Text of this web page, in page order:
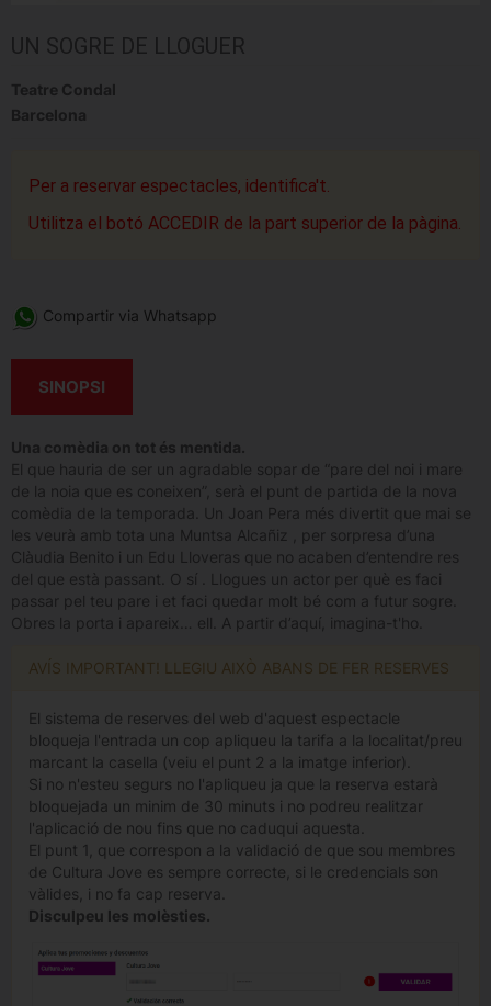
UN SOGRE DE LLOGUER
Teatre Condal
Barcelona
Per a reservar espectacles, identifica't.
Utilitza el botó ACCEDIR de la part superior de la pàgina.
Compartir via Whatsapp
SINOPSI
Una comèdia on tot és mentida.
El que hauria de ser un agradable sopar de “pare del noi i mare
de la noia que es coneixen”, serà el punt de partida de la nova
comèdia de la temporada. Un Joan Pera més divertit que mai se
les veurà amb tota una Muntsa Alcañiz , per sorpresa d’una
Clàudia Benito i un Edu Lloveras que no acaben d’entendre res
del que està passant. O sí . Llogues un actor per què es faci
passar pel teu pare i et faci quedar molt bé com a futur sogre.
Obres la porta i apareix… ell. A partir d’aquí, imagina-t'ho.
AVÍS IMPORTANT! LLEGIU AIXÒ ABANS DE FER RESERVES
El sistema de reserves del web d'aquest espectacle
bloqueja l'entrada un cop apliqueu la tarifa a la localitat/preu
marcant la casella (veiu el punt 2 a la imatge inferior).
Si no n'esteu segurs no l'apliqueu ja que la reserva estarà
bloquejada un minim de 30 minuts i no podreu realitzar
l'aplicació de nou fins que no caduqui aquesta.
El punt 1, que correspon a la validació de que sou membres
de Cultura Jove es sempre correcte, si le credencials son
vàlides, i no fa cap reserva.
Disculpeu les molèsties.